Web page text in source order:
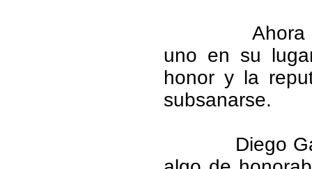
Ahora
uno en su
honor y la
subsanarse.
Diego